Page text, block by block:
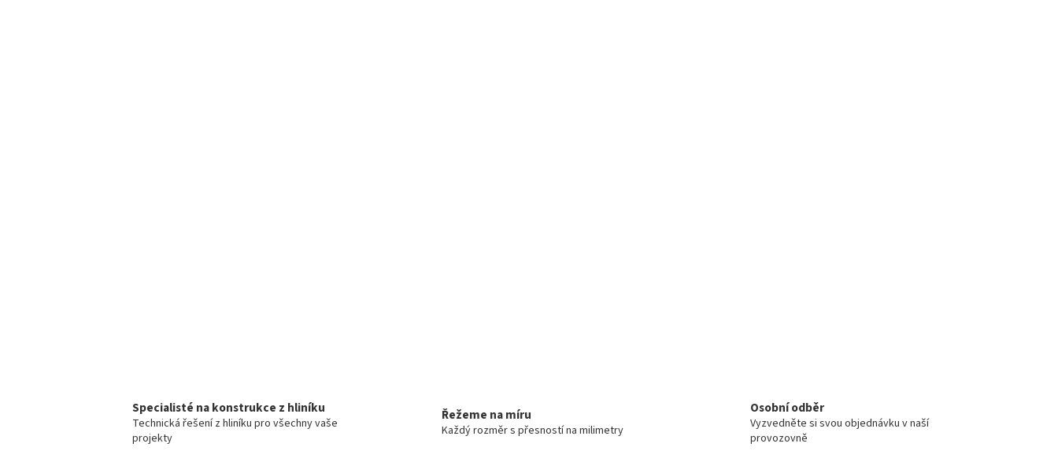
Specialisté na konstrukce z hliníku
Technická řešení z hliníku pro všechny vaše
projekty
Řežeme na míru
Každý rozměr s přesností na milimetry
Osobní odběr
Vyzvedněte si svou objednávku v naší
provozovně